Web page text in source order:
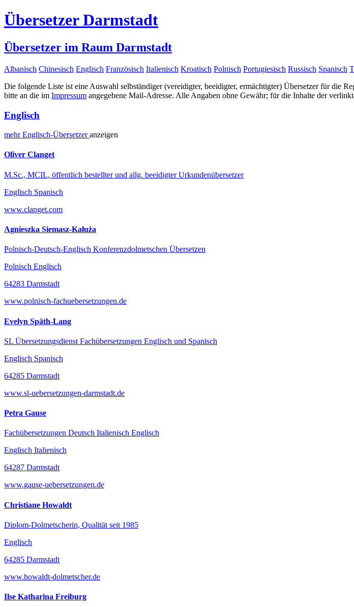
Übersetzer Darmstadt
Übersetzer im Raum Darmstadt
Albanisch Chinesisch Englisch Französisch Italienisch Kroatisch Polnisch Portugiesisch Russisch Spanisch
Die folgende Liste ist eine Auswahl selbständiger (vereidigter, beeidigter, ermächtigter) Übersetzer für die
bitte an die im Impressum angegebene Mail-Adresse. Alle Angaben ohne Gewähr; für die Inhalte der
Englisch
mehrEnglisch-Übersetzeranzeigen
Oliver Clanget
M.Sc., MCIL, öffentlich bestellter und allg. beeidigter Urkundenübersetzer
Englisch Spanisch
www.clanget.com
Agnieszka Siemasz-Kałuża
Polnisch-Deutsch-Englisch Konferenzdolmetschen Übersetzen
Polnisch Englisch
64283 Darmstadt
www.polnisch-fachuebersetzungen.de
Evelyn Späth-Lang
SL Übersetzungsdienst Fachübersetzungen Englisch und Spanisch
Englisch Spanisch
64285 Darmstadt
www.sl-uebersetzungen-darmstadt.de
Petra Gause
Fachübersetzungen Deutsch Italienisch Englisch
Englisch Italienisch
64287 Darmstadt
www.gause-uebersetzungen.de
Christiane Howaldt
Diplom-Dolmetscherin, Qualität seit 1985
Englisch
64285 Darmstadt
www.howaldt-dolmetscher.de
Ilse Katharina Freiburg